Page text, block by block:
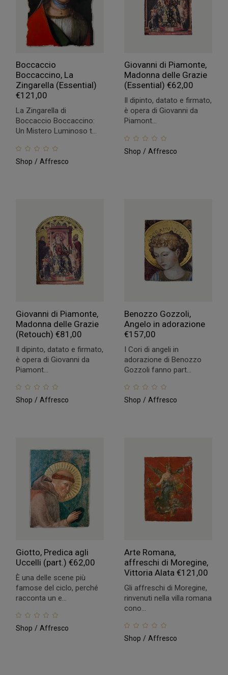
Boccaccio
Boccaccino, La
Zingarella (Essential)
€121,00
La Zingarella di
Boccaccio Boccaccino:
Un Mistero Luminoso t...
Shop Affresco
Giovanni di Piamonte,
Madonna delle Grazie
(Essential) €62,00
Il dipinto, datato e firmato,
è opera di Giovanni da
Piamont...
Shop Affresco
Giovanni di Piamonte,
Madonna delle Grazie
(Retouch)€81,00
Il dipinto, datato e firmato,
è opera di Giovanni da
Piamont...
Shop Affresco
Benozzo Gozzoli,
Angelo in adorazione
€157,00
I Cori di angeli in
adorazione di Benozzo
Gozzoli fanno part...
Shop Affresco
Giotto, Predica agli
Uccelli (part.)€62,00
È una delle scene più
famose del ciclo, perché
racconta un e...
Shop Affresco
Arte Romana,
affreschi di Moregine,
Vittoria Alata €121,00
Gli affreschi di Moregine,
rinvenuti nella villa romana
cono...
Shop Affresco